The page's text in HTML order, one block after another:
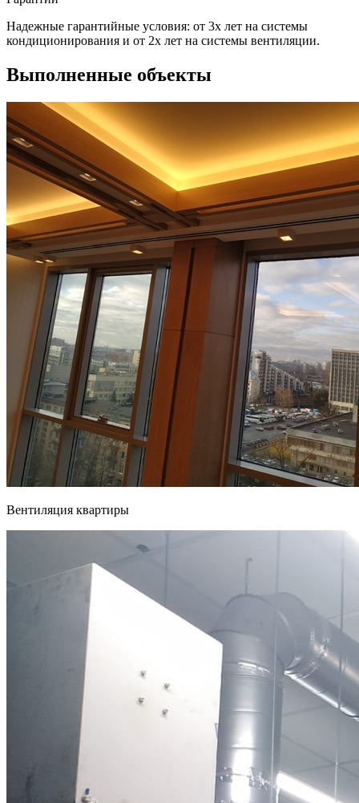
Надежные гарантийные условия: от 3х лет на системы
кондиционирования и от 2х лет на системы вентиляции.
Выполненные объекты
Вентиляция квартиры